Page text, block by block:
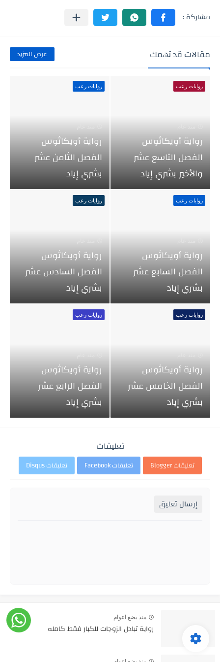
مقالات قد تهمك عرض المزيد
روايات رعب
رواية أويكاثوس
الفصل التاسع عشر
والأخير بشري إياد
روايات رعب
رواية أويكاثوس
الفصل الثامن عشر
بشري إياد
روايات رعب
رواية أويكاثوس
الفصل السابع عشر
بشري إياد
روايات رعب
رواية أويكاثوس
الفصل السادس عشر
بشري إياد
روايات رعب
رواية أويكاثوس
الفصل الخامس عشر
بشري إياد
روايات رعب
رواية أويكاثوس
الفصل الرابع عشر
بشري إياد
تعليقات
تعليقات Blogger تعليقات Facebook تعليقات Disqus
إرسال تعليق
منذ بضع اعوام
رواية تبادل الزوجات للكبار فقط كامله